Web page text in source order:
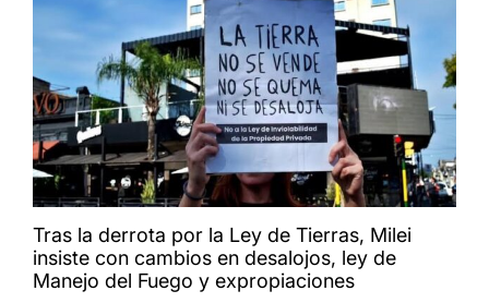
Tras la derrota por la Ley de Tierras, Milei
insiste con cambios en desalojos, ley de
Manejo del Fuego y expropiaciones